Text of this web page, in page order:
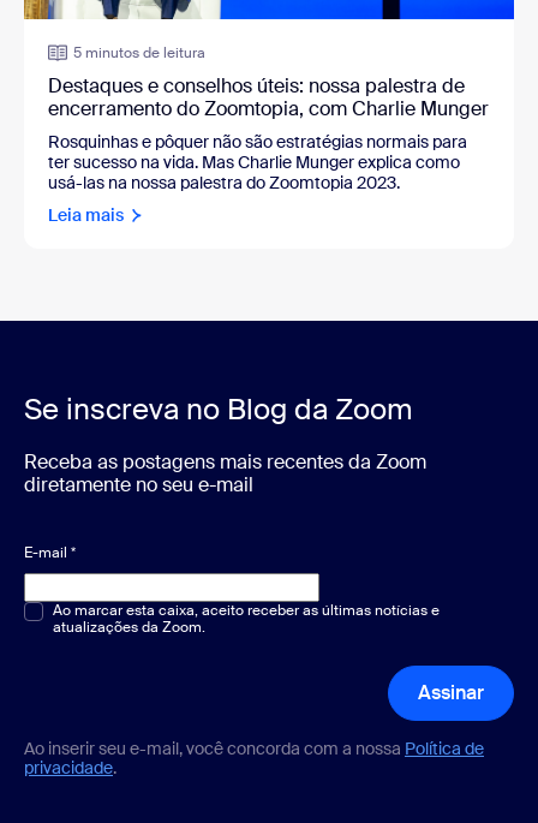
5 minutos de leitura
Destaques e conselhos úteis: nossa palestra de
encerramento do Zoomtopia, com Charlie Munger
Rosquinhas e pôquer não são estratégias normais para
ter sucesso na vida. Mas Charlie Munger explica como
usá-las na nossa palestra do Zoomtopia 2023.
Leia mais
Se inscreva no Blog da Zoom
Receba as postagens mais recentes da Zoom
diretamente no seu e-mail
E-mail *
Múltipla escolha ou resposta única*
Ao marcar esta caixa, aceito receber as últimas notícias e
atualizações da Zoom.
Assinar
Ao inserir seu e-mail, você concorda com a nossa Política de
privacidade.